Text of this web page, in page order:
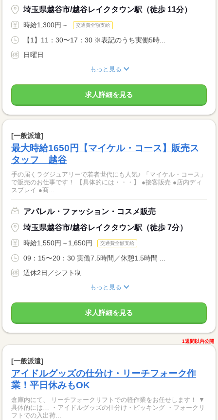
埼玉県越谷市/越谷レイクタウン駅（徒歩 11分）
時給1,300円～ 交通費全額支給
【1】11：30〜17：30 ※表記のうち実働5時...
日曜日
もっと見る
求人詳細を見る
[一般派遣]
最大時給1650円【マイケル・コース】販売ス
タッフ 越谷
手の届くラグジュアリーで若者世代にも人気♪ 「マイケル・コース」
で販売のお仕事です！ 【具体的には・・・】 ●接客販売 ●店内ディ
スプレイ ●商...
アパレル・ファッション・コスメ販売
埼玉県越谷市/越谷レイクタウン駅（徒歩 7分）
時給1,550円～1,650円 交通費全額支給
09：15〜20：30 実働7.5時間／休憩1.5時間 ...
週休2日／シフト制
もっと見る
求人詳細を見る
1週間以内公開
[一般派遣]
アイドルグッズの仕分け・リーチフォーク作
業！平日休みもOK
倉庫内にて、 リーチフォークリフトでの軽作業をお任せします！ ▼
具体的には… ・アイドルグッズの仕分け・ピッキング ・フォークリ
フトでの入出荷...